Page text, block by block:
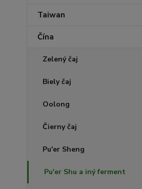
Taiwan
Čína
Zelený čaj
Biely čaj
Oolong
Čierny čaj
Pu'er Sheng
Pu'er Shu a iný ferment